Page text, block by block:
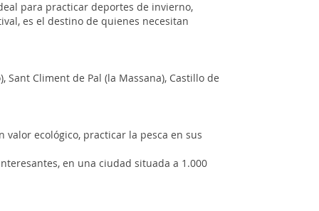
para practicar deportes de invierno,
es el destino de quienes necesitan
Sant Climent de Pal (la Massana), Castillo de
ecológico, practicar la pesca en sus
en una ciudad situada a 1.000